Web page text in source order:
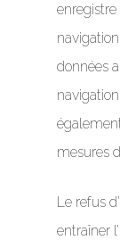
données
mesures
Le refus
entraîner